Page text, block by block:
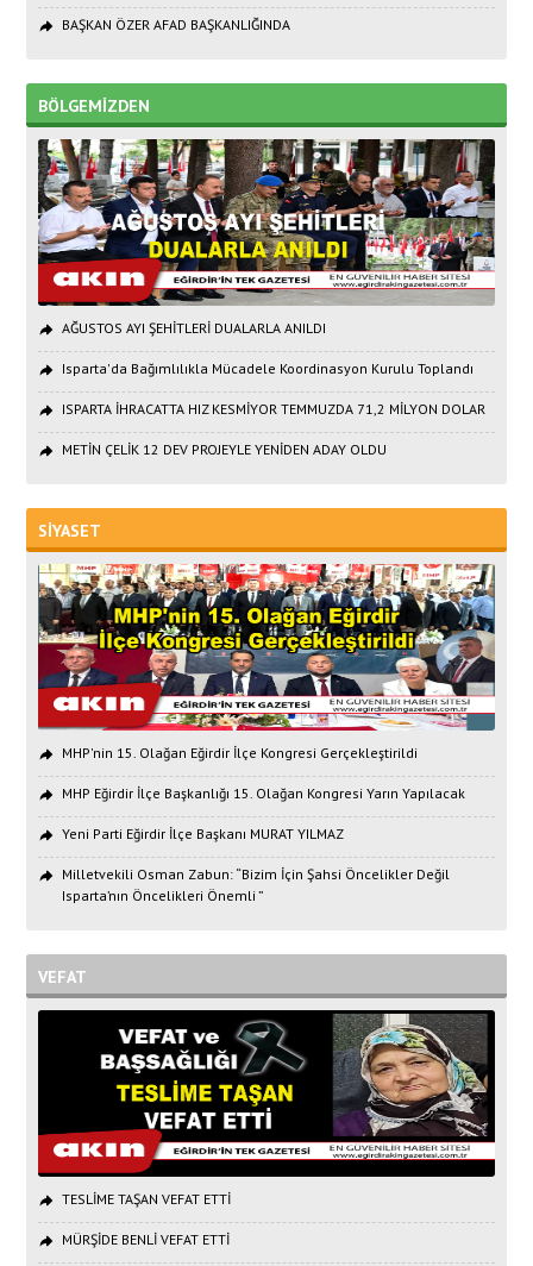
BAŞKAN ÖZER AFAD BAŞKANLIĞINDA
BÖLGEMİZDEN
AĞUSTOS AYI ŞEHİTLERİ DUALARLA ANILDI
Isparta'da Bağımlılıkla Mücadele Koordinasyon Kurulu Toplandı
ISPARTA İHRACATTA HIZ KESMİYOR TEMMUZDA 71,2 MİLYON DOLAR
METİN ÇELİK 12 DEV PROJEYLE YENİDEN ADAY OLDU
SİYASET
MHP'nin 15. Olağan Eğirdir İlçe Kongresi Gerçekleştirildi
MHP Eğirdir İlçe Başkanlığı 15. Olağan Kongresi Yarın Yapılacak
Yeni Parti Eğirdir İlçe Başkanı MURAT YILMAZ
Milletvekili Osman Zabun: “Bizim İçin Şahsi Öncelikler Değil
Isparta’nın Öncelikleri Önemli ”
VEFAT
TESLİME TAŞAN VEFAT ETTİ
MÜRŞİDE BENLİ VEFAT ETTİ